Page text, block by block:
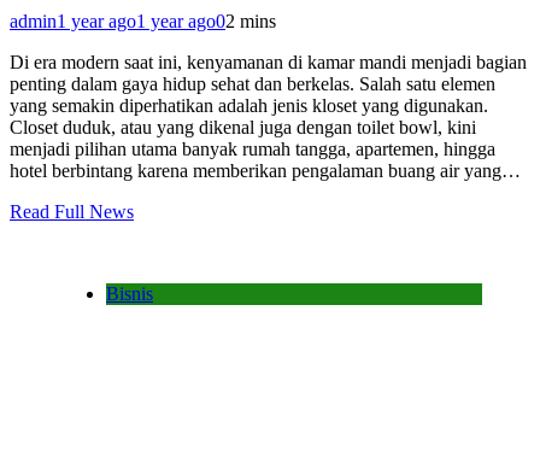
admin1 year ago1 year ago02 mins
Di era modern saat ini, kenyamanan di kamar mandi menjadi bagian
penting dalam gaya hidup sehat dan berkelas. Salah satu elemen
yang semakin diperhatikan adalah jenis kloset yang digunakan.
Closet duduk, atau yang dikenal juga dengan toilet bowl, kini
menjadi pilihan utama banyak rumah tangga, apartemen, hingga
hotel berbintang karena memberikan pengalaman buang air yang…
Read Full News
Bisnis